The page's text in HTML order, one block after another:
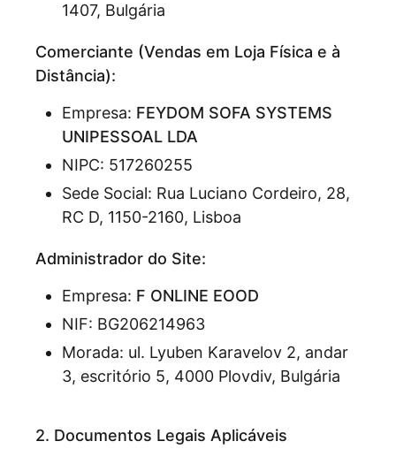
1407, Bulgária
Comerciante (Vendas em Loja Física e à
Distância):
Empresa: FEYDOM SOFA SYSTEMS
UNIPESSOAL LDA
NIPC: 517260255
Sede Social: Rua Luciano Cordeiro, 28,
RC D, 1150-2160, Lisboa
Administrador do Site:
Empresa: F ONLINE EOOD
NIF: BG206214963
Morada: ul. Lyuben Karavelov 2, andar
3, escritório 5, 4000 Plovdiv, Bulgária
2. Documentos Legais Aplicáveis